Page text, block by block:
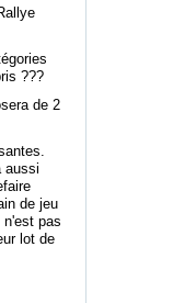
???
de 2
aussi
de jeu
pas
lot de